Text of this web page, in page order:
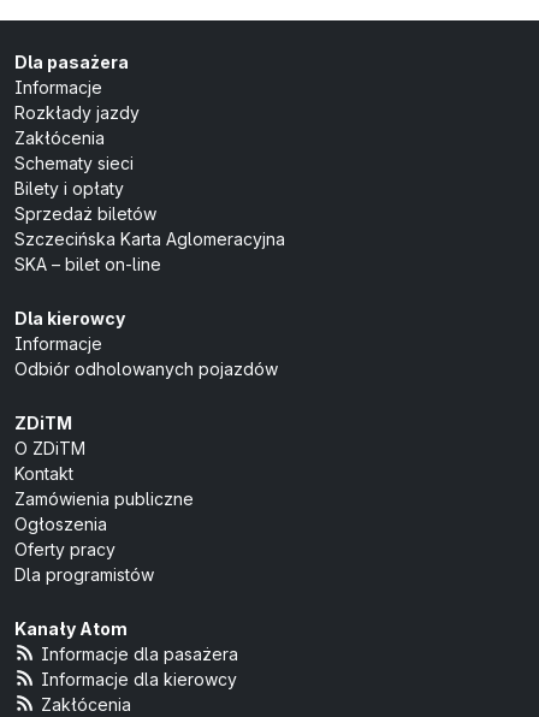
Dla pasażera
Informacje
Rozkłady jazdy
Zakłócenia
Schematy sieci
Bilety i opłaty
Sprzedaż biletów
Szczecińska Karta Aglomeracyjna
SKA – bilet on-line
Dla kierowcy
Informacje
Odbiór odholowanych pojazdów
ZDiTM
O ZDiTM
Kontakt
Zamówienia publiczne
Ogłoszenia
Oferty pracy
Dla programistów
Kanały Atom
Informacje dla pasażera
Informacje dla kierowcy
Zakłócenia